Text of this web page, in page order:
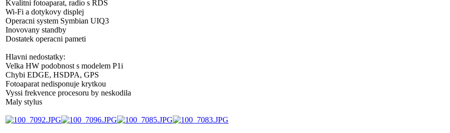
Kvalitni fotoaparat, radio s RDS
Wi-Fi a dotykovy displej
Operacni system Symbian UIQ3
Inovovany standby
Dostatek operacni pameti
Hlavni nedostatky:
Velka HW podobnost s modelem P1i
Chybi EDGE, HSDPA, GPS
Fotoaparat nedisponuje krytkou
Vyssi frekvence procesoru by neskodila
Maly stylus